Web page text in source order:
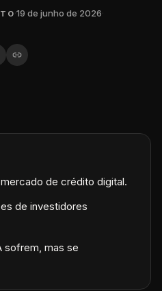
·19 de junho de 2026·
de crédito digital.
de investidores
sofrem, mas se